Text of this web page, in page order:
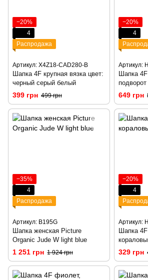
−20%
4
Распродажа
Артикул: X4Z18-CAD280-B
Шапка 4F крупная вязка цвет:
черный серый белый
399 грн 499 грн
−20%
4
Артикул:
Шапка
649 грн
−35%
4
Распродажа
Артикул: B195G
Шапка женская Picture
Organic Jude W light blue
1 251 грн 1 924 грн
−20%
4
Артикул:
Шапка
329 грн